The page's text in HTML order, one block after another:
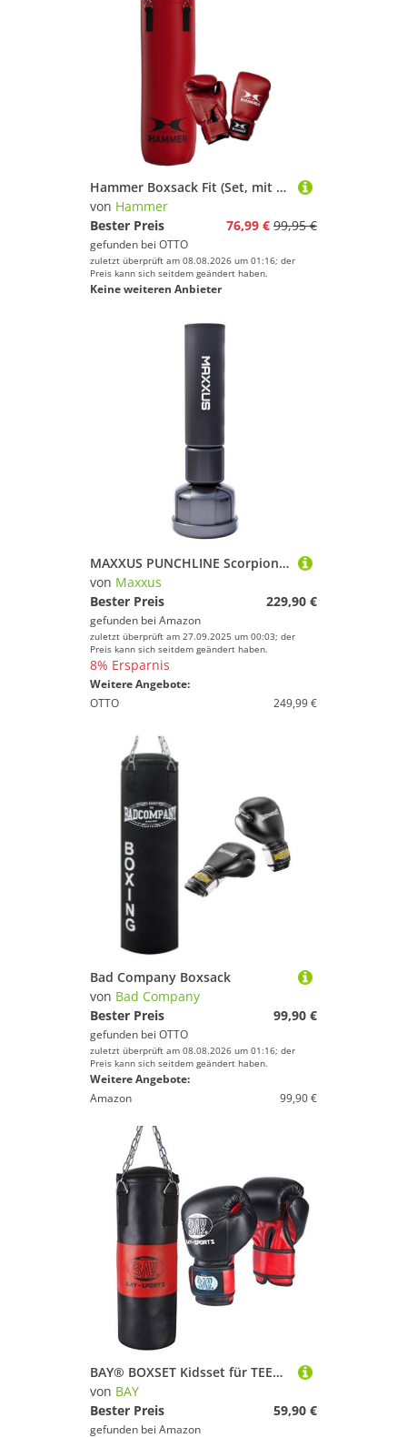
Hammer Boxsack Fit (Set, mit Boxhandschuhen)
von Hammer
Bester Preis
76,99 € 99,95 €
gefunden bei OTTO
zuletzt überprüft am 08.08.2026 um 01:16; der
Preis kann sich seitdem geändert haben.
Keine weiteren Anbieter
MAXXUS PUNCHLINE Scorpion 170 Standboxsack - Freistehender, Erwachsene, Befüllbar, 170 cm - Boxsack Stehend, Boxpartner, Boxing Trainer, Punching Bag, Punchingsäcke, Boxen, Kampfsport, Training, MMA
von Maxxus
Bester Preis
229,90 €
gefunden bei Amazon
zuletzt überprüft am 27.09.2025 um 00:03; der
Preis kann sich seitdem geändert haben.
8% Ersparnis
Weitere Angebote:
OTTO
249,99 €
Bad Company Boxsack
von Bad Company
Bester Preis
99,90 €
gefunden bei OTTO
zuletzt überprüft am 08.08.2026 um 01:16; der
Preis kann sich seitdem geändert haben.
Weitere Angebote:
Amazon
99,90 €
BAY® BOXSET Kidsset für TEENS 9 Kilo gefüllt 85x28 cm, Box-Set Sandsack Boxsack + Boxhandschuhe, Kinder Kids Junior Teens, schwarz/rot, fertig + Stahlkette, Box Set Kids Set Kinderset Boxen Box Handschuhe
von BAY
Bester Preis
59,90 €
gefunden bei Amazon